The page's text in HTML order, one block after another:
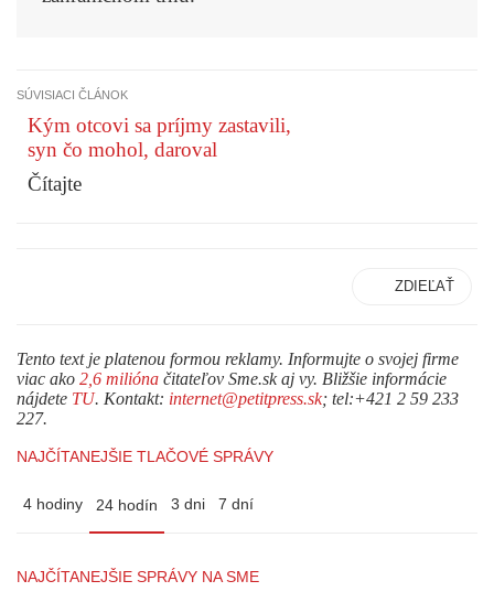
SÚVISIACI ČLÁNOK
Kým otcovi sa príjmy zastavili,
syn čo mohol, daroval
Čítajte
ZDIEĽAŤ
Tento text je platenou formou reklamy. Informujte o svojej firme
viac ako 2,6 milióna čitateľov Sme.sk aj vy. Bližšie informácie
nájdete TU. Kontakt: internet@petitpress.sk; tel:+421 2 59 233
227.
NAJČÍTANEJŠIE TLAČOVÉ SPRÁVY
4 hodiny 24 hodín 3 dni 7 dní
NAJČÍTANEJŠIE SPRÁVY NA SME